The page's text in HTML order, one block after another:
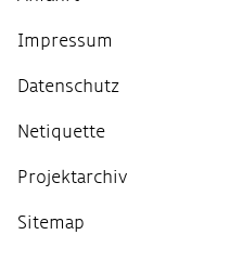
Impressum
Datenschutz
Netiquette
Projektarchiv
Sitemap